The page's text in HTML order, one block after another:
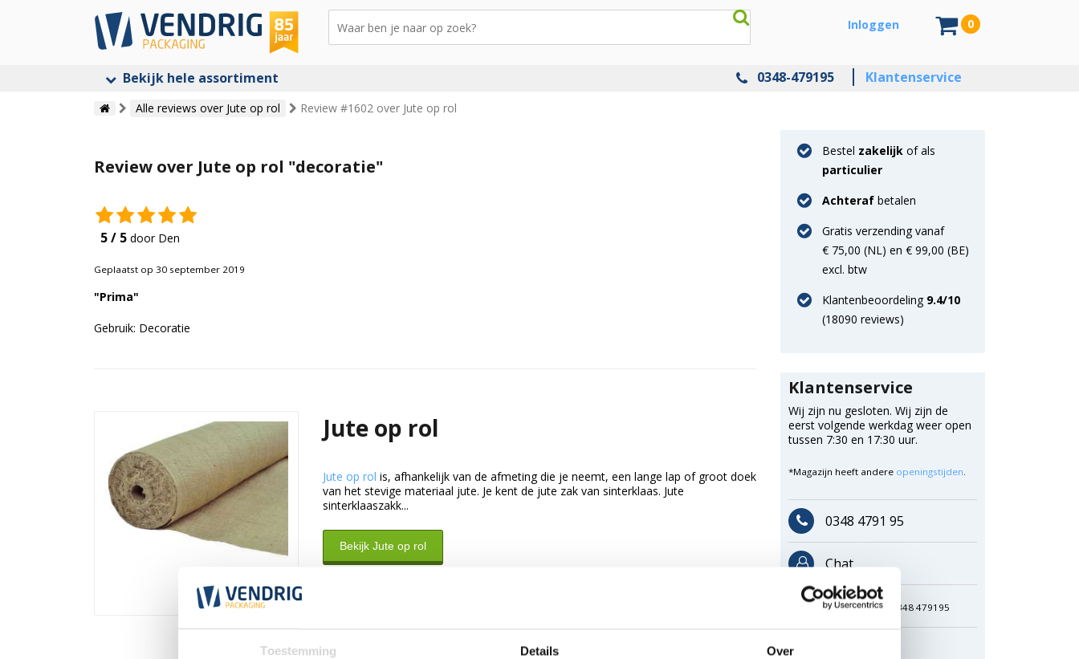
Toestemming Details Over
Inloggen 0
Bekijk hele assortiment 0348-479195 Klantenservice
Alle reviews over Jute op rol Review #1602 over Jute op rol
Review over Jute op rol "decoratie"
5 / 5 door Den
Geplaatst op 30 september 2019
"Prima"
Gebruik: Decoratie
Jute op rol
Jute op rol is, afhankelijk van de afmeting die je neemt, een lange lap of groot doek
van het stevige materiaal jute. Je kent de jute zak van sinterklaas. Jute
sinterklaaszakk...
Bekijk Jute op rol
Bestel zakelijk of als
particulier
Achteraf betalen
Gratis verzending vanaf
€ 75,00 (NL) en € 99,00 (BE)
excl. btw
Klantenbeoordeling 9.4/10
(18090 reviews)
Klantenservice
Wij zijn nu gesloten. Wij zijn de
eerst volgende werkdag weer open
tussen 7:30 en 17:30 uur.
*Magazijn heeft andere openingstijden.
0348 4791 95
Chat
WhatsApp 0348 479195